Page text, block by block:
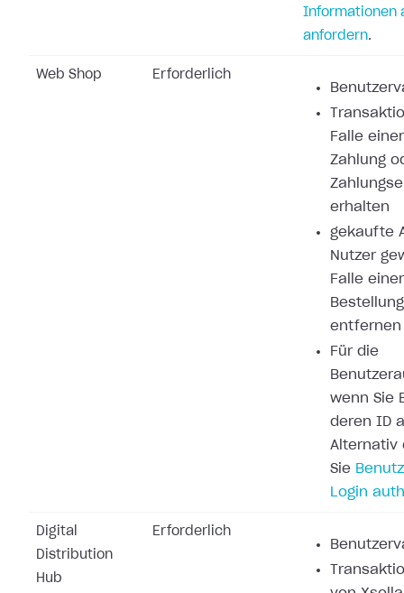
Informationen
anfordern.
Web Shop Erforderlich
Falle
Zahlung
erhalten
gekaufte
Nutzer
Falle
entfernen
Für die
wenn Sie
deren ID
Alternativ
Sie
Login
Digital
Distribution
Hub
Erforderlich